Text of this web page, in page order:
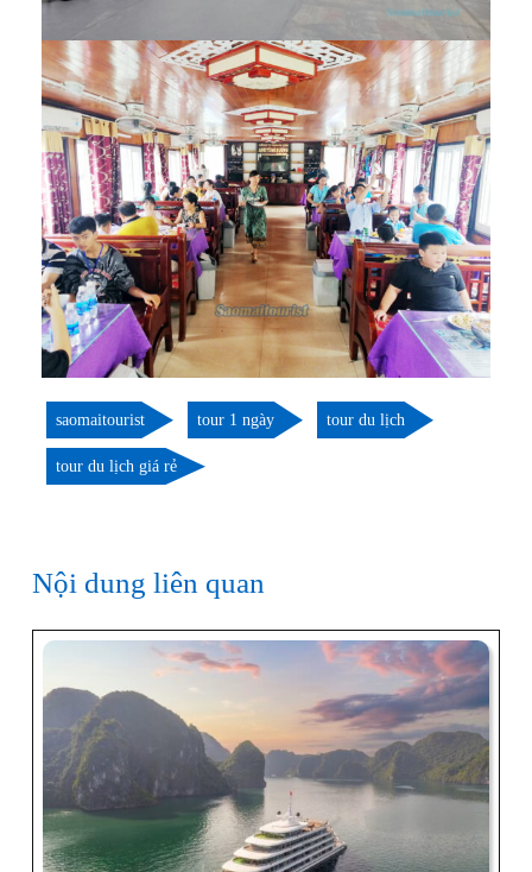
saomaitourist tour 1 ngày tour du lịch
tour du lịch giá rẻ
Nội dung liên quan